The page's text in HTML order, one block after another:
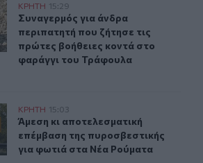
περιπατητή που ζήτησε τις
ΚΡΗΤΗ 15:29
Συναγερμός για άνδρα
Συναγερμός για άνδρα
περιπατητή που ζήτησε τις
πρώτες βοήθειες κοντά στο
φαράγγι του Τράφουλα
επέμβαση της
ΚΡΗΤΗ 15:03
Άμεση κι αποτελεσματική
Άμεση κι αποτελεσματική
επέμβαση της πυροσβεστικής
για φωτιά στα Νέα Ρούματα